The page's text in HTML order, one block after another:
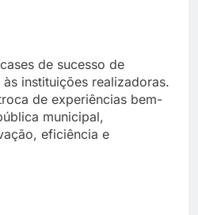
de sucesso de
instituições realizadoras.
de experiências bem-
municipal,
eficiência e